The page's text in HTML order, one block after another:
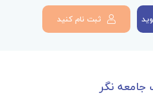
ثبت نام کنید
جامعه نگر